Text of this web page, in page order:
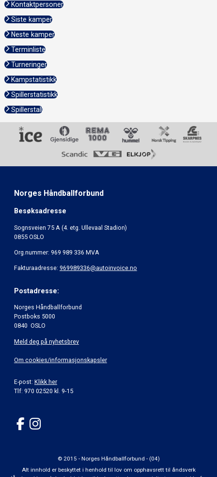
Kontaktpersoner
Siste kamper
Neste kamper
Terminliste
Turneringer
Kampstatistikk
Spillerstatistikk
Spillerstall
Norges Håndballforbund
Besøksadresse
Sognsveien 75 A (4. etg. Ullevaal Stadion)
0855 OSLO
Org.nummer: 969 989 336 MVA
Fakturaadresse: 969989336@autoinvoice.no
Postadresse:
Norges Håndballforbund
Postboks 5000
0840 OSLO
Meld deg på nyhetsbrev
Om cookies/informasjonskapsler
E-post: Klikk her
Tlf: 970 02520 kl. 9-15
© 2015 - Norges Håndballforbund - (04)
Alt innhold er beskyttet i henhold til lov om opphavsrett til åndsverk